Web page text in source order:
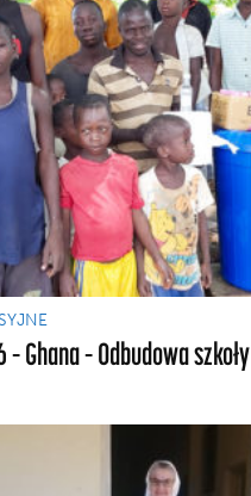
– Ghana – Odbudowa szkoły